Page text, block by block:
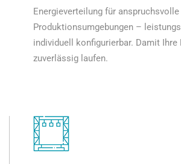
Energieverteilung für anspruchsvolle
Produktionsumgebungen –
individuell konfigurierbar. Damit Ihre
zuverlässig laufen.